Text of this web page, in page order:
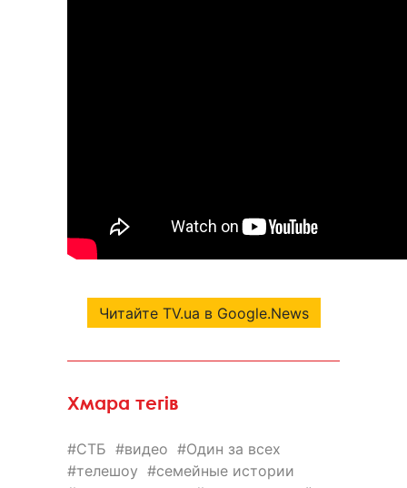
Читайте TV.ua в Google.News
Хмара тегів
СТБ видео
Один за всех
телешоу
семейные истории